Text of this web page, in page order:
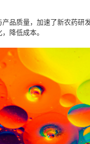
产品质量，加速了新农药研
降低成本。